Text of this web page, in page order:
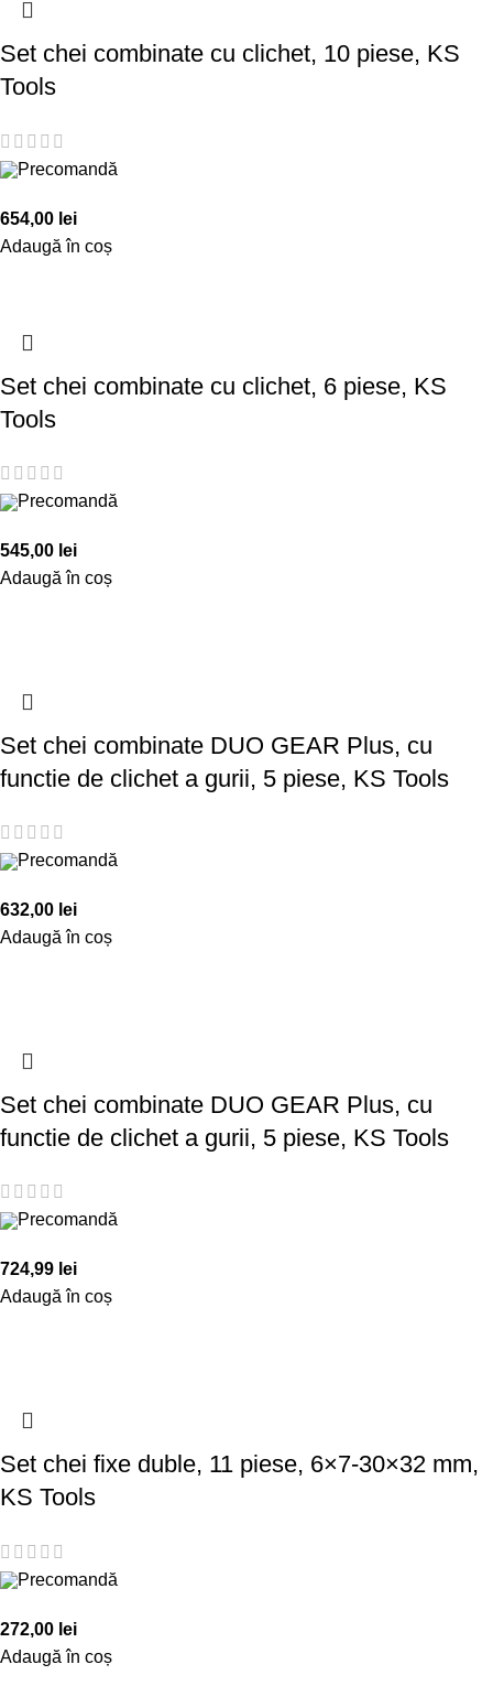
Set chei combinate cu clichet, 10 piese, KS
Tools
Precomandă
654,00 lei
Adaugă în coș
Set chei combinate cu clichet, 6 piese, KS
Tools
Precomandă
545,00 lei
Adaugă în coș
Set chei combinate DUO GEAR Plus, cu
functie de clichet a gurii, 5 piese, KS Tools
Precomandă
632,00 lei
Adaugă în coș
Set chei combinate DUO GEAR Plus, cu
functie de clichet a gurii, 5 piese, KS Tools
Precomandă
724,99 lei
Adaugă în coș
Set chei fixe duble, 11 piese, 6×7-30×32 mm,
KS Tools
Precomandă
272,00 lei
Adaugă în coș